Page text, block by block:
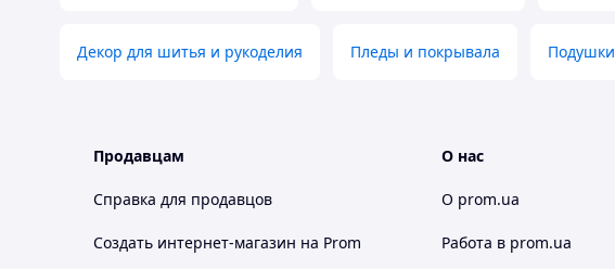
Декор для шитья и рукоделия Пледы и покрывала Подушки
Продавцам
Справка для продавцов
Создать интернет-магазин на Prom
О нас
О prom.ua
Работа в prom.ua